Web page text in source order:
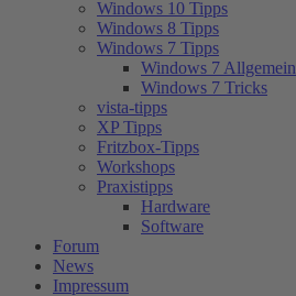
Windows 10 Tipps
Windows 8 Tipps
Windows 7 Tipps
Windows 7 Allgemein
Windows 7 Tricks
vista-tipps
XP Tipps
Fritzbox-Tipps
Workshops
Praxistipps
Hardware
Software
Forum
News
Impressum